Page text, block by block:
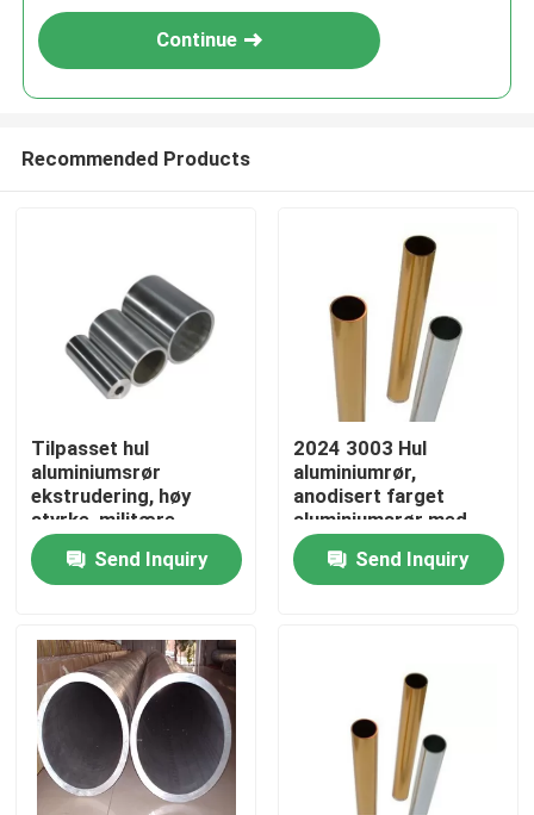
Home
Products
Videos
Continue
Recommended Products
Tilpasset hul
aluminiumsrør
ekstrudering, høy
styrke, militære
produkter
Send Inquiry
2024 3003 Hul
aluminiumrør,
anodisert farget
aluminiumsrør med
høy renhet
Send Inquiry